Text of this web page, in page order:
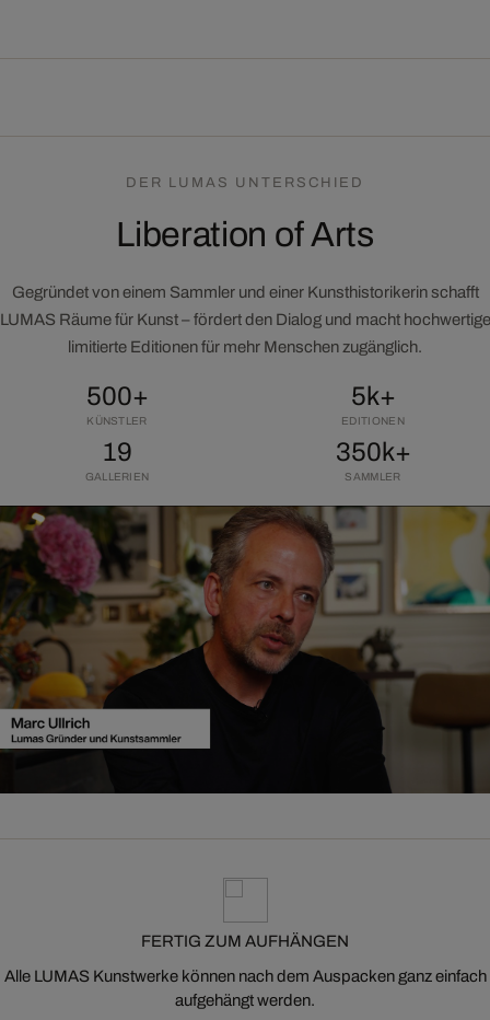
DER LUMAS UNTERSCHIED
Liberation of Arts
Gegründet von einem Sammler und einer Kunsthistorikerin schafft
LUMAS Räume für Kunst – fördert den Dialog und macht hochwertige
limitierte Editionen für mehr Menschen zugänglich.
500+
KÜNSTLER
5k+
EDITIONEN
19
GALLERIEN
350k+
SAMMLER
FERTIG ZUM AUFHÄNGEN
Alle LUMAS Kunstwerke können nach dem Auspacken ganz einfach
aufgehängt werden.